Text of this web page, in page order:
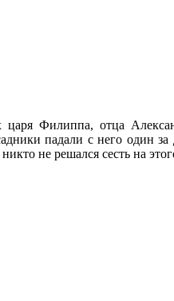
Филиппа, отца
падали с него один
не решался сесть на